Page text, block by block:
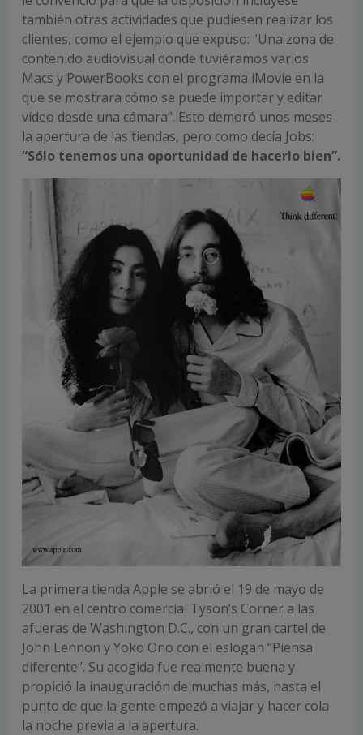
también otras actividades que pudiesen realizar los
clientes, como el ejemplo que expuso: “Una zona de
contenido audiovisual donde tuviéramos varios
Macs y PowerBooks con el programa iMovie en la
que se mostrara cómo se puede importar y editar
vídeo desde una cámara”. Esto demoró unos meses
la apertura de las tiendas, pero como decía Jobs:
“Sólo tenemos una oportunidad de hacerlo bien”.
La primera tienda Apple se abrió el 19 de mayo de
2001 en el centro comercial Tyson’s Corner a las
afueras de Washington D.C., con un gran cartel de
John Lennon y Yoko Ono con el eslogan “Piensa
diferente”. Su acogida fue realmente buena y
propició la inauguración de muchas más, hasta el
punto de que la gente empezó a viajar y hacer cola
la noche previa a la apertura.